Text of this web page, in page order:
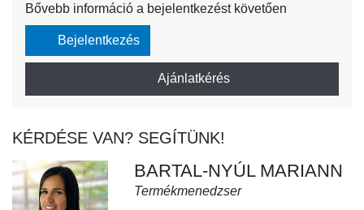
Bővebb információ a bejelentkezést követően
Bejelentkezés
Ajánlatkérés
KÉRDÉSE VAN? SEGÍTÜNK!
BARTAL-NYÚL MARIANN
Termékmenedzser